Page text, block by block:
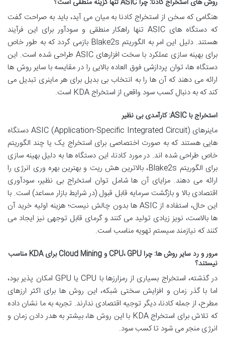
هنگامی که سخن از استخراج کادنا به میان می آید، باید به صراحت گفت
که دستگاه های ASIC تنها راهکار منطقی و سودآور برای این فرآیند
هستند. دلیل این امر به الگوریتم Blake2s بازمی گردد که به طور خاص
برای بهینه سازی عملکرد با سخت افزارهای ASIC طراحی شده است. این
دستگاه ها، توان پردازشی فوق العاده بالایی را در مقایسه با سایر روش ها
ارائه می دهند که آن ها را به انتخاب بی بدیل برای هر ماینری تبدیل می
کند که به دنبال کسب سود واقعی از استخراج KDA است.
استخراج با ASIC: کارآمدی بی نظیر
ماینرهای ASIC (Application-Specific Integrated Circuit) دستگاه
هایی هستند که به صورت اختصاصی برای استخراج یک یا چند الگوریتم
خاص طراحی شده اند. در مورد کادنا، این دستگاه ها به دلیل بهینه سازی
برای الگوریتم Blake2s، بالاترین هش ریت و بهترین بهره وری انرژی را
ارائه می دهند. مزایای آن ها شامل توان استخراج بی نظیر، سودآوری
اقتصادی بالا و بازگشت سرمایه قابل قبول (در شرایط بازار مساعد) است. با
این حال، استفاده از ASIC ها بدون چالش نیست؛ هزینه اولیه خرید آن
ها بالاست، نویز زیادی تولید می کنند و گرمای قابل توجهی نیز ایجاد می
کنند که نیازمند سیستم تهویه مناسب است.
مرور و رد سایر روش ها: چرا CPU، GPU و Cloud Mining برای KDA مناسب
نیستند؟
در گذشته، استخراج بسیاری از رمزارزها با CPU یا GPU امکان پذیر بود،
اما با گذر زمان و افزایش سختی شبکه، این روش ها برای اکثر ارزهای
مطرح، از جمله کادنا، دیگر توجیه اقتصادی ندارند. تجربه به ما نشان داده
که تلاش برای استخراج KDA با این روش ها، بیشتر به هدر دادن زمان و
انرژی منجر می شود تا کسب سود.